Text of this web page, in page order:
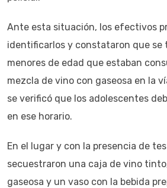
Ante esta situación, los efectivos
identificarlos y constataron que se
menores de edad que estaban
mezcla de vino con gaseosa en la
se verificó que los adolescentes
en ese horario.
En el lugar y con la presencia de
secuestraron una caja de vino
gaseosa y un vaso con la bebida